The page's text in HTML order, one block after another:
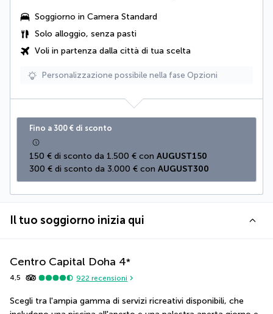
Soggiorno in Camera Standard
Solo alloggio, senza pasti
Voli in partenza dalla città di tua scelta
Personalizzazione possibile nella fase Opzioni
Fino a 300 € di sconto
150 € di sconto da 1.500 € con AUGUST150
300 € di sconto da 3.000 € con AUGUST300
Il tuo soggiorno inizia qui
Centro Capital Doha 4*
4,5 922 recensioni
Scegli tra l'ampia gamma di servizi ricreativi disponibili, che